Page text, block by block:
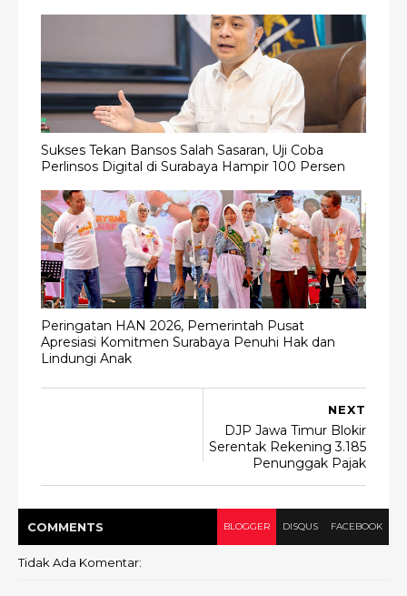
Sukses Tekan Bansos Salah Sasaran, Uji Coba
Perlinsos Digital di Surabaya Hampir 100 Persen
Peringatan HAN 2026, Pemerintah Pusat
Apresiasi Komitmen Surabaya Penuhi Hak dan
Lindungi Anak
NEXT
DJP Jawa Timur Blokir
Serentak Rekening 3.185
Penunggak Pajak
COMMENTS BLOGGER DISQUS FACEBOOK
Tidak Ada Komentar: